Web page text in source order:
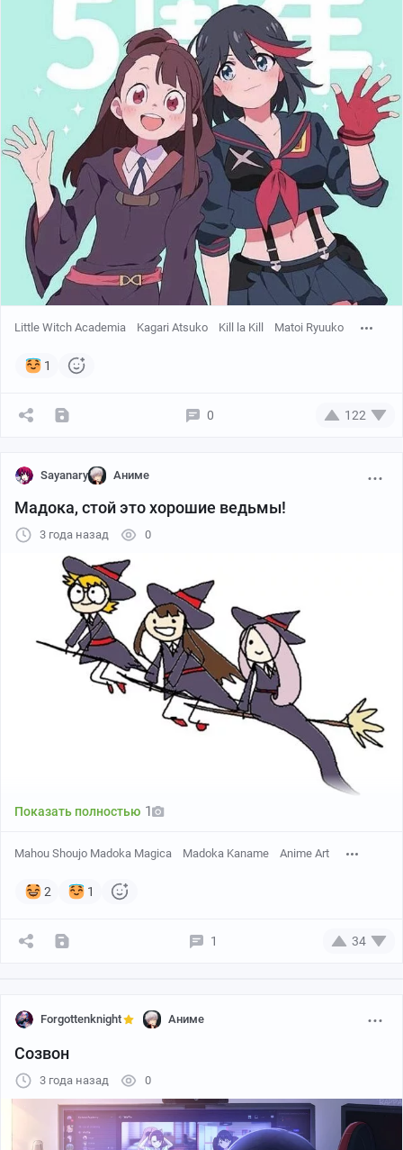
HM_Hmongt
Little Witch Academia Kagari Atsuko Kill la Kill Matoi Ryuuko
1
0 122
Sayanary Аниме
Мадока, стой это хорошие ведьмы!
3 года назад 0
Показать полностью 1
Mahou Shoujo Madoka Magica Madoka Kaname Anime Art
2 1
1 34
Forgottenknight Аниме
Созвон
3 года назад 0